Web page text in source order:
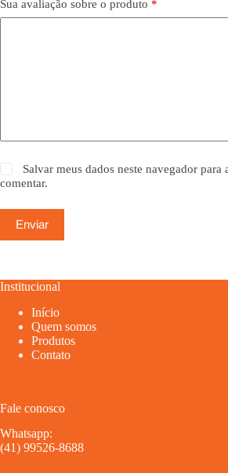
Sua avaliação sobre o produto *
Salvar meus dados neste navegador
comentar.
Enviar
Institucional
Início
Quem somos
Produtos
Contato
Fale conosco
Whatsapp:
(41) 99526-8688